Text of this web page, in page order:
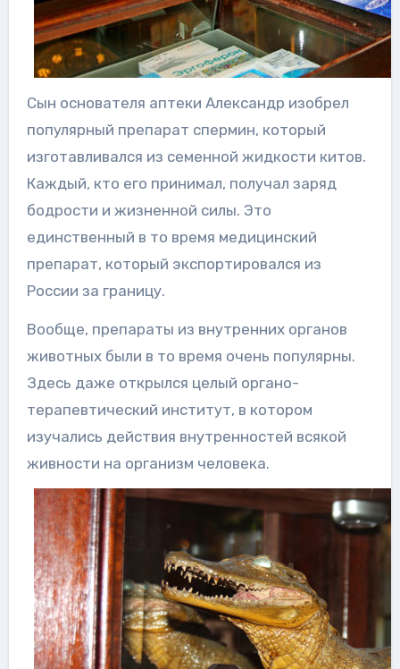
Сын основателя аптеки Александр изобрел
популярный препарат спермин, который
изготавливался из семенной жидкости китов.
Каждый, кто его принимал, получал заряд
бодрости и жизненной силы. Это
единственный в то время медицинский
препарат, который экспортировался из
России за границу.
Вообще, препараты из внутренних органов
животных были в то время очень популярны.
Здесь даже открылся целый органо-
терапевтический институт, в котором
изучались действия внутренностей всякой
живности на организм человека.